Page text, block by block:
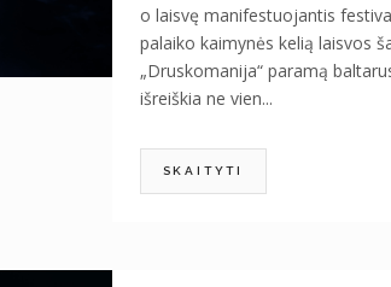
o laisvę manifestuojantis
palaiko kaimynės kelią laisvos
„Druskomanija“ paramą
išreiškia ne vien...
SKAITYTI